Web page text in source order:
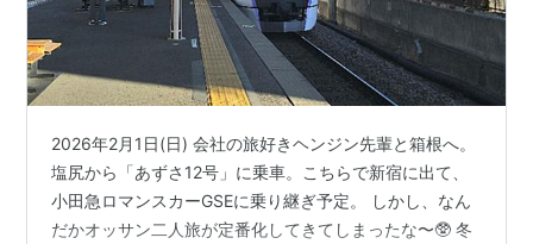
2026年2月1日(日) 会社の旅好きヘンジン先輩と箱根へ。
塩尻から「あずさ12号」に乗車。こちらで新宿に出て、
小田急ロマンスカーGSEに乗り継ぎ予定。 しかし、なん
だかオッサン二人旅が定番化してきてしまったな〜🥸 冬